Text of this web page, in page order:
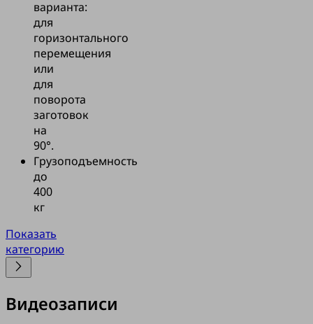
варианта:
для
горизонтального
перемещения
или
для
поворота
заготовок
на
90°.
Грузоподъемность
до
400
кг
Показать
категорию
Видеозаписи